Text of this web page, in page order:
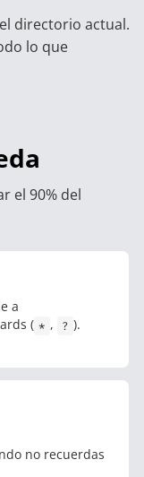
directorio actual.
lo que
el 90% del
a
( * , ? ).
no recuerdas